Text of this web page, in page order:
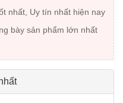
nhất, Uy tín nhất hiện nay
bày sản phẩm lớn nhất